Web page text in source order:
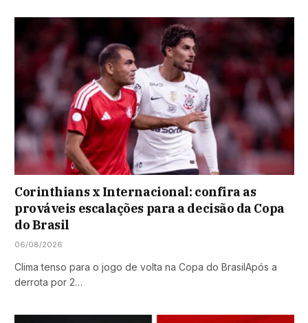
Corinthians x Internacional: confira as
prováveis escalações para a decisão da Copa
do Brasil
06/08/2026
Clima tenso para o jogo de volta na Copa do BrasilApós a
derrota por 2…